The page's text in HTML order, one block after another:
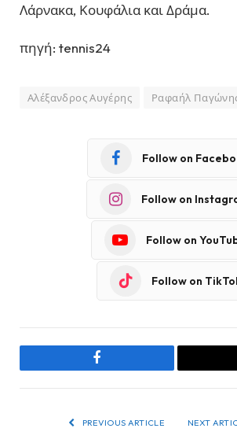
Λάρνακα, Κουφάλια και Δράμα.
πηγή: tennis24
Αλέξανδρος Αυγέρης Ραφαήλ
Follow on
Follow on
Follow on
Follow on
Facebook
PREVIOUS ARTICLE NEXT